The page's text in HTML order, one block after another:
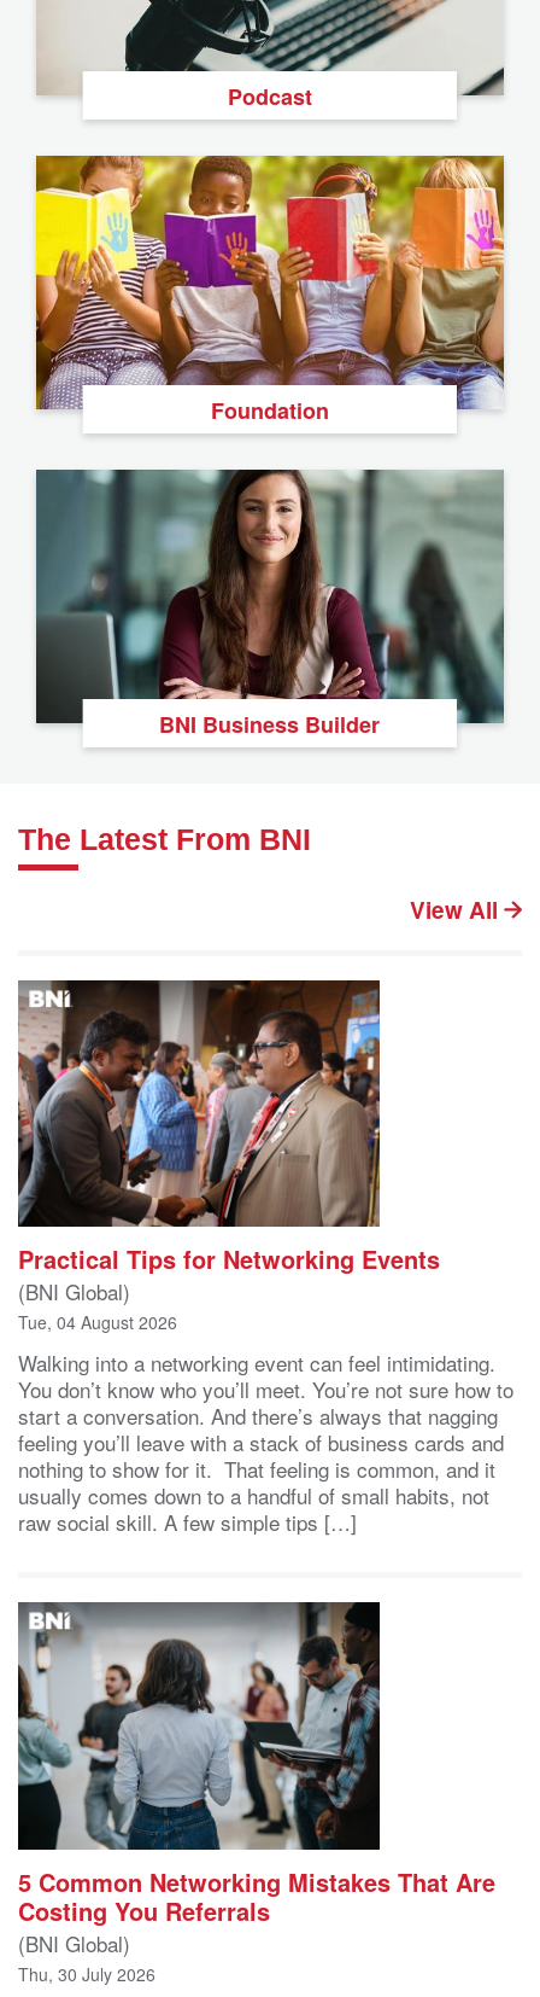
Podcast
Foundation
BNI Business Builder
The Latest From BNI
View All
Practical Tips for Networking Events
(BNI Global)
Tue, 04 August 2026
Walking into a networking event can feel intimidating.
You don’t know who you’ll meet. You’re not sure how to
start a conversation. And there’s always that nagging
feeling you’ll leave with a stack of business cards and
nothing to show for it. That feeling is common, and it
usually comes down to a handful of small habits, not
raw social skill. A few simple tips […]
5 Common Networking Mistakes That Are
Costing You Referrals
(BNI Global)
Thu, 30 July 2026